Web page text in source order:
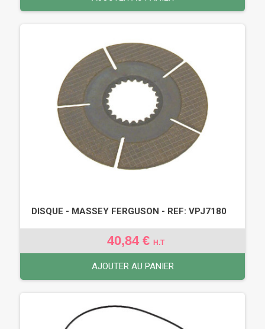
DISQUE - MASSEY FERGUSON - REF: VPJ7180
40,84 € H.T
AJOUTER AU PANIER